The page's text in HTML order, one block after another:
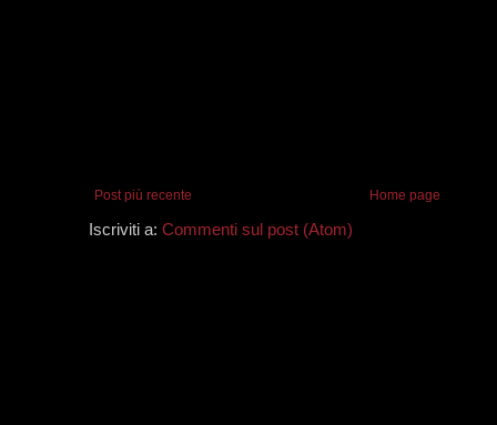
Post più recente Home page
Iscriviti a: Commenti sul post (Atom)